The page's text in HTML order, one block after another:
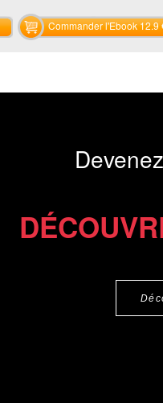
Commander l'Ebook 12.9